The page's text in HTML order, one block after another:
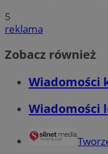
5
reklama
Zobacz również
Wiadomości
Wiadomości